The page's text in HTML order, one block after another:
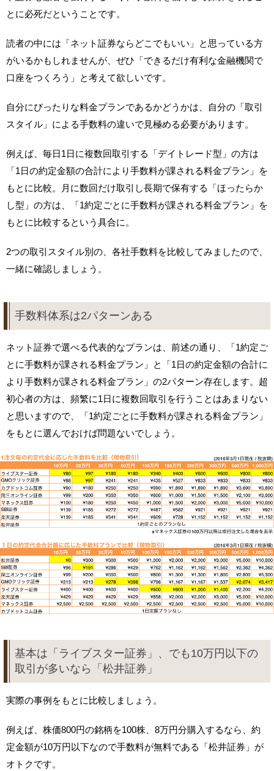
とに必死だということです。
読者の中には「ネット証券ならどこでもいい」と思っている方
がいるかもしれませんが、ぜひ「できるだけ有利な金融機関で
口座をつくろう」と考えて欲しいです。
自分にぴったりな料金プランであるかどうかは、自分の「取引
スタイル」による手数料の違いで見極める必要があります。
例えば、毎日1日に複数回取引する「デイトレード型」の方は
「1日の約定金額の合計により手数料が課される料金プラン」を
もとに比較。月に数回だけ取引し長期で保有する「ほったらか
し型」の方は、「1約定ごとに手数料が課される料金プラン」を
もとに比較するという具合に。
2つの取引スタイル別の、各社手数料を比較してみましたので、
一緒に確認しましょう。
手数料体系は2パターンある
ネット証券で選べる代表的なプランは、前述の通り、「1約定ご
とに手数料が課される料金プラン」と「1日の約定金額の合計に
より手数料が課される料金プラン」の2パターン存在します。超
初心者の方は、頻繁に1日に複数回取引を行うことはあまりない
と思いますので、「1約定ごとに手数料が課される料金プラン」
をもとに選んでおけば問題ないでしょう。
基本は「ライブスター証券」、でも10万円以下の
取引が多いなら「松井証券」
実際の事例をもとに比較しましょう。
例えば、株価800円の銘柄を100株、8万円分購入するなら、約
定金額が10万円以下なので手数料が無料である「松井証券」が
オトクです。